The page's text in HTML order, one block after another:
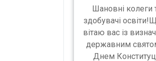
Шановні колеги
здобувачі
вітаю вас із
державним
Днем